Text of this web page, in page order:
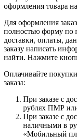
оформления товара
Для оформления
полностью форму по
доставки, оплаты,
заказу написать
найти. Нажмите
Оплачивайте
заказа:
При заказе с
рублях ПМР
При заказе с
наличными в
«Мобильный